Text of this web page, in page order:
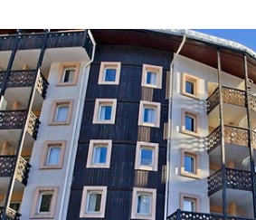
ontspanning die zo fijn is na een
verwarmd infinityzwembad, sauna,
vakantie in Résidence MGM le Cristal
geweldige wintersport aan de voet van
de Mont-Blanc. Fijne vakantie!